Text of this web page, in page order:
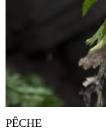
PÊCHE